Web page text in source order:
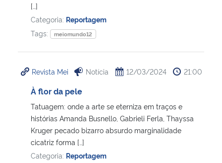
Ministério da Mulher, da Família e dos Direitos Humanos
Secretaria de Governo
Advocacia-Geral da União
Banco Central do Brasil
[…]
Categoria: Reportagem
Tags:
meiomundo12
Revista Mei Notícia 12/03/2024 21:00
À flor da pele
Tatuagem: onde a arte se eterniza em traços e
histórias Amanda Busnello, Gabrieli Ferla, Thayssa
Kruger pecado bizarro absurdo marginalidade
cicatriz forma […]
Categoria: Reportagem